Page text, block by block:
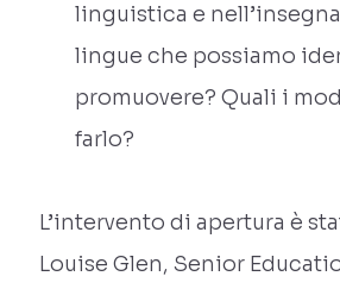
linguistica e
lingue che possiamo
promuovere? Quali i
farlo?
L’intervento di apertura è
Louise Glen, Senior